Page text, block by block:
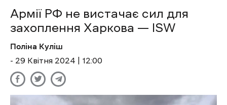
Армії РФ не вистачає сил для
захоплення Харкова — ISW
Поліна Куліш
- 29 Квітня 2024 | 12:00